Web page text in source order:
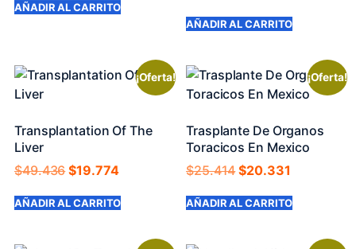
AÑADIR AL CARRITO
AÑADIR AL CARRITO
¡Oferta!
Transplantation Of The
Liver
$49.436$19.774
AÑADIR AL CARRITO
¡Oferta!
Trasplante De Organos
Toracicos En Mexico
$25.414$20.331
AÑADIR AL CARRITO